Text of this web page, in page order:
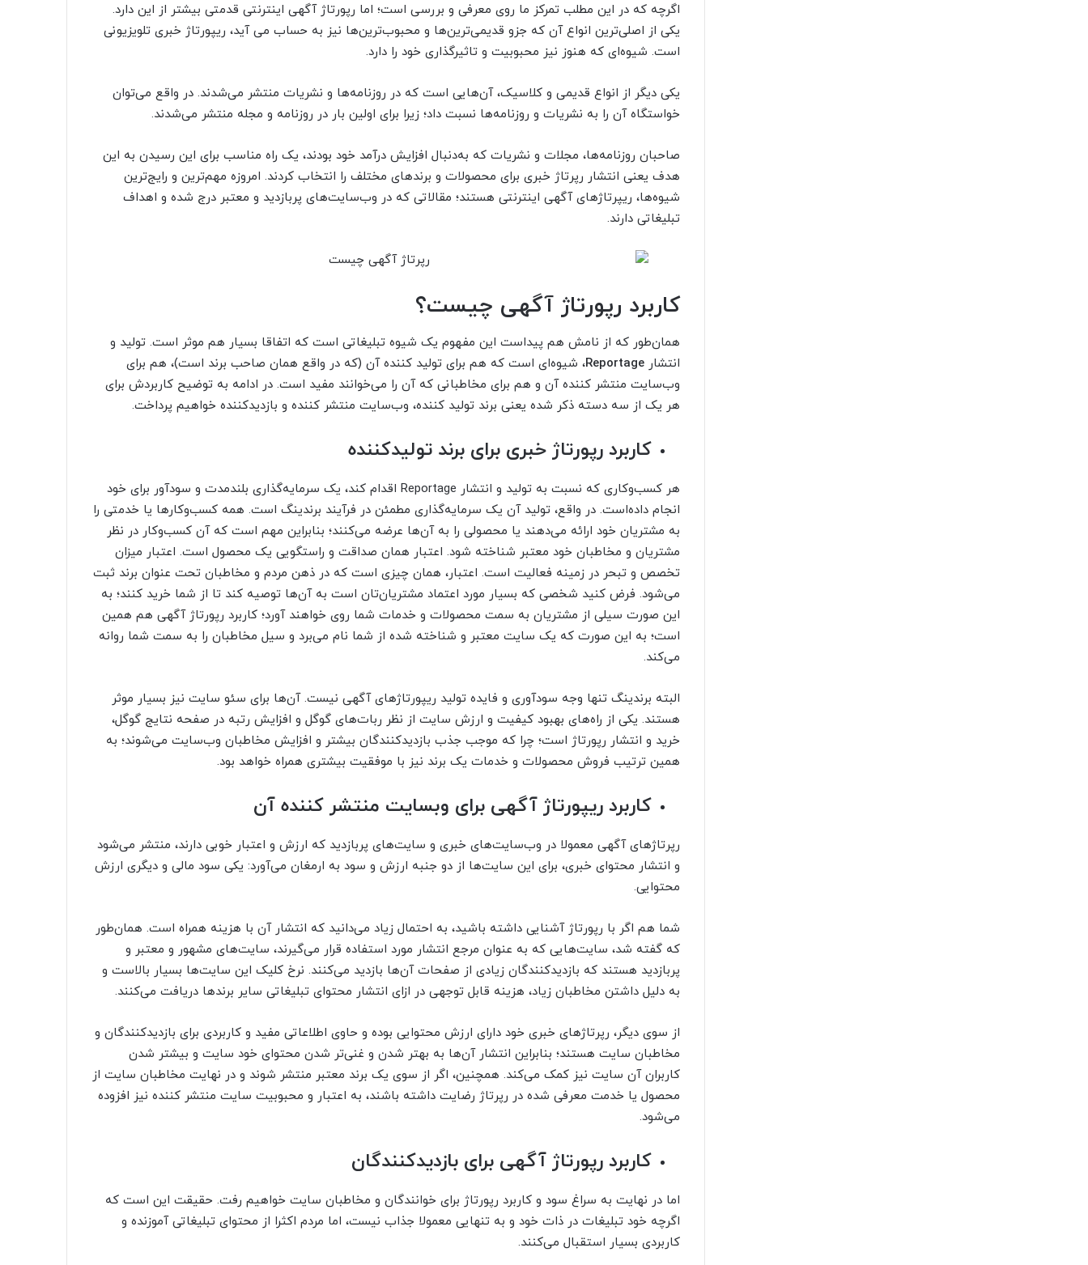
اگرچه که در این مطلب تمرکز ما روی معرفی و بررسی است؛ اما رپورتاژ آگهی اینترنتی قدمتی بیشتر از این دارد.
یکی از اصلی‌ترین انواع آن که جزو قدیمی‌ترین‌ها و محبوب‌ترین‌ها نیز به حساب می آید، ریپورتاژ خبری تلویزیونی
است. شیوه‌ای که هنوز نیز محبوبیت و تاثیرگذاری خود را دارد.
یکی دیگر از انواع قدیمی و کلاسیک، آن‌هایی است که در روزنامه‌ها و نشریات منتشر می‌شدند. در واقع می‌توان
خواستگاه آن را به نشریات و روزنامه‌ها نسبت داد؛ زیرا برای اولین بار در روزنامه و مجله منتشر می‌شدند.
صاحبان روزنامه‌ها، مجلات و نشریات که به‌دنبال افزایش درآمد خود بودند، یک راه مناسب برای این رسیدن به این
هدف یعنی انتشار رپرتاژ خبری برای محصولات و برندهای مختلف را انتخاب کردند. امروزه مهم‌‌ترین و رایج‌‌ترین
شیوه‌ها، ریپرتاژهای آگهی اینترنتی هستند؛ مقالاتی که در وب‌سایت‌های پربازدید و معتبر درج شده و اهداف
تبلیغاتی دارند.
کاربرد رپورتاژ آگهی چیست؟
همان‌طور که از نامش هم پیداست این مفهوم یک شیوه تبلیغاتی است که اتفاقا بسیار هم موثر است. تولید و
انتشارReportage، شیوه‌ای است که هم برای تولید کننده آن (که در واقع همان صاحب برند است)، هم برای
وب‌سایت منتشر کننده آن و هم برای مخاطبانی که آن را می‌خوانند مفید است. در ادامه به توضیح کاربردش برای
هر یک از سه دسته ذکر شده یعنی برند تولید کننده، وب‌سایت منتشر کننده و بازدیدکننده خواهیم پرداخت.
کاربرد رپورتاژ خبری برای برند تولیدکننده
هر کسب‌وکاری که نسبت به تولید و انتشار Reportage اقدام کند، یک سرمایه‌گذاری بلندمدت و سودآور برای خود
انجام داده‌است. در واقع، تولید آن یک سرمایه‌گذاری مطمئن در فرآیند برندینگ است. همه کسب‌وکارها یا خدمتی را
به مشتریان خود ارائه می‌دهند یا محصولی را به آن‌ها عرضه می‌کنند؛ بنابراین مهم است که آن کسب‌و‌کار در نظر
مشتریان و مخاطبان خود معتبر شناخته شود. اعتبار همان صداقت و راستگویی یک محصول است. اعتبار میزان
تخصص و تبحر در زمینه فعالیت است. اعتبار، همان چیزی است که در ذهن مردم و مخاطبان تحت عنوان برند ثبت
می‌شود. فرض کنید شخصی که بسیار مورد اعتماد مشتریان‌تان است به آن‌ها توصیه کند تا از شما خرید کنند؛ به
این صورت سیلی از مشتریان به سمت محصولات و خدمات شما روی خواهند آورد؛ کاربرد رپورتاژ آگهی هم همین
است؛ به این صورت که یک سایت معتبر و شناخته شده از شما نام می‌برد و سیل مخاطبان را به سمت شما روانه
می‌کند.
البته برندینگ تنها وجه سودآوری و فایده تولید ریپورتاژ‌های آگهی نیست. آن‌ها برای سئو سایت نیز بسیار موثر
هستند. یکی از راه‌های بهبود کیفیت و ارزش سایت از نظر ربات‌های گوگل و افزایش رتبه در صفحه نتایج گوگل،
خرید و انتشار رپورتاژ است؛ چرا که موجب جذب بازدیدکنندگان بیشتر و افزایش مخاطبان وب‌سایت می‌شوند؛ به
همین ترتیب فروش محصولات و خدمات یک برند نیز با موفقیت بیشتری همراه خواهد بود.
کاربرد ریپورتاژ آگهی برای وبسایت منتشر کننده آن
رپرتاژهای آگهی معمولا در وب‌سایت‌های خبری و سایت‌های پربازدید که ارزش و اعتبار خوبی دارند، منتشر می‌شود
و انتشار محتوای خبری، برای این سایت‌ها از دو جنبه ارزش و سود به ارمغان می‌آورد: یکی سود مالی و دیگری ارزش
محتوایی.
شما هم اگر با رپورتاژ آشنایی داشته باشید، به احتمال زیاد می‌دانید که انتشار آن با هزینه همراه است. همان‌طور
که گفته شد، سایت‌هایی که به عنوان مرجع انتشار مورد استفاده قرار می‌گیرند، سایت‌های مشهور و معتبر و
پربازدید هستند که بازدیدکنندگان زیادی از صفحات آن‌ها بازدید می‌کنند. نرخ کلیک این سایت‌ها بسیار بالاست و
به دلیل داشتن مخاطبان زیاد، هزینه قابل توجهی در ازای انتشار محتوای تبلیغاتی سایر برندها دریافت می‌کنند.
از سوی دیگر، رپرتاژهای خبری خود دارای ارزش محتوایی بوده و حاوی اطلاعاتی مفید و کاربردی برای بازدیدکنندگان و
مخاطبان سایت هستند؛ بنابراین انتشار آن‌ها به بهتر شدن و غنی‌تر شدن محتوای خود سایت و بیشتر شدن
کاربران آن سایت نیز کمک می‌کند. همچنین، اگر از سوی یک برند معتبر منتشر شوند و در نهایت مخاطبان سایت از
محصول یا خدمت معرفی شده در رپرتاژ رضایت داشته باشند، به اعتبار و محبوبیت سایت منتشر کننده نیز افزوده
می‌شود.
کاربرد رپورتاژ آگهی برای بازدیدکنندگان
اما در نهایت به سراغ سود و کاربرد رپورتاژ برای خوانندگان و مخاطبان سایت خواهیم رفت. حقیقت این است که
اگرچه خود تبلیغات در ذات خود و به تنهایی معمولا جذاب نیست، اما مردم اکثرا از محتوای تبلیغاتی آموزنده و
کاربردی بسیار استقبال می‌کنند.